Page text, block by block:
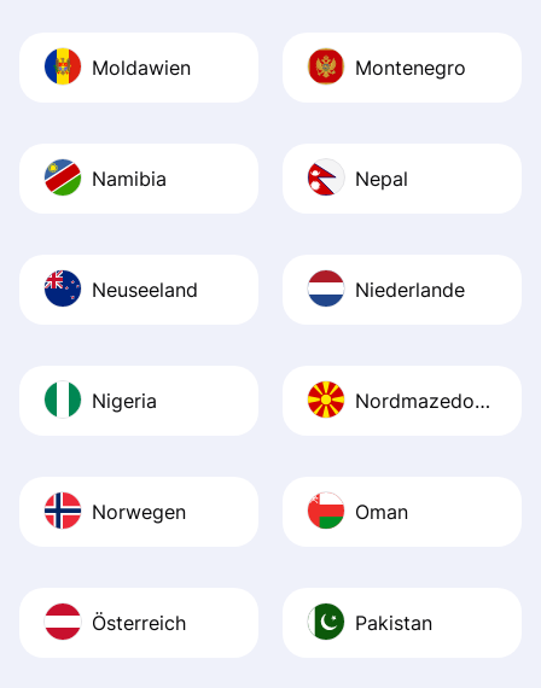
Moldawien Montenegro
Namibia Nepal
Neuseeland Niederlande
Nigeria Nordmazedonien
Norwegen Oman
Österreich Pakistan